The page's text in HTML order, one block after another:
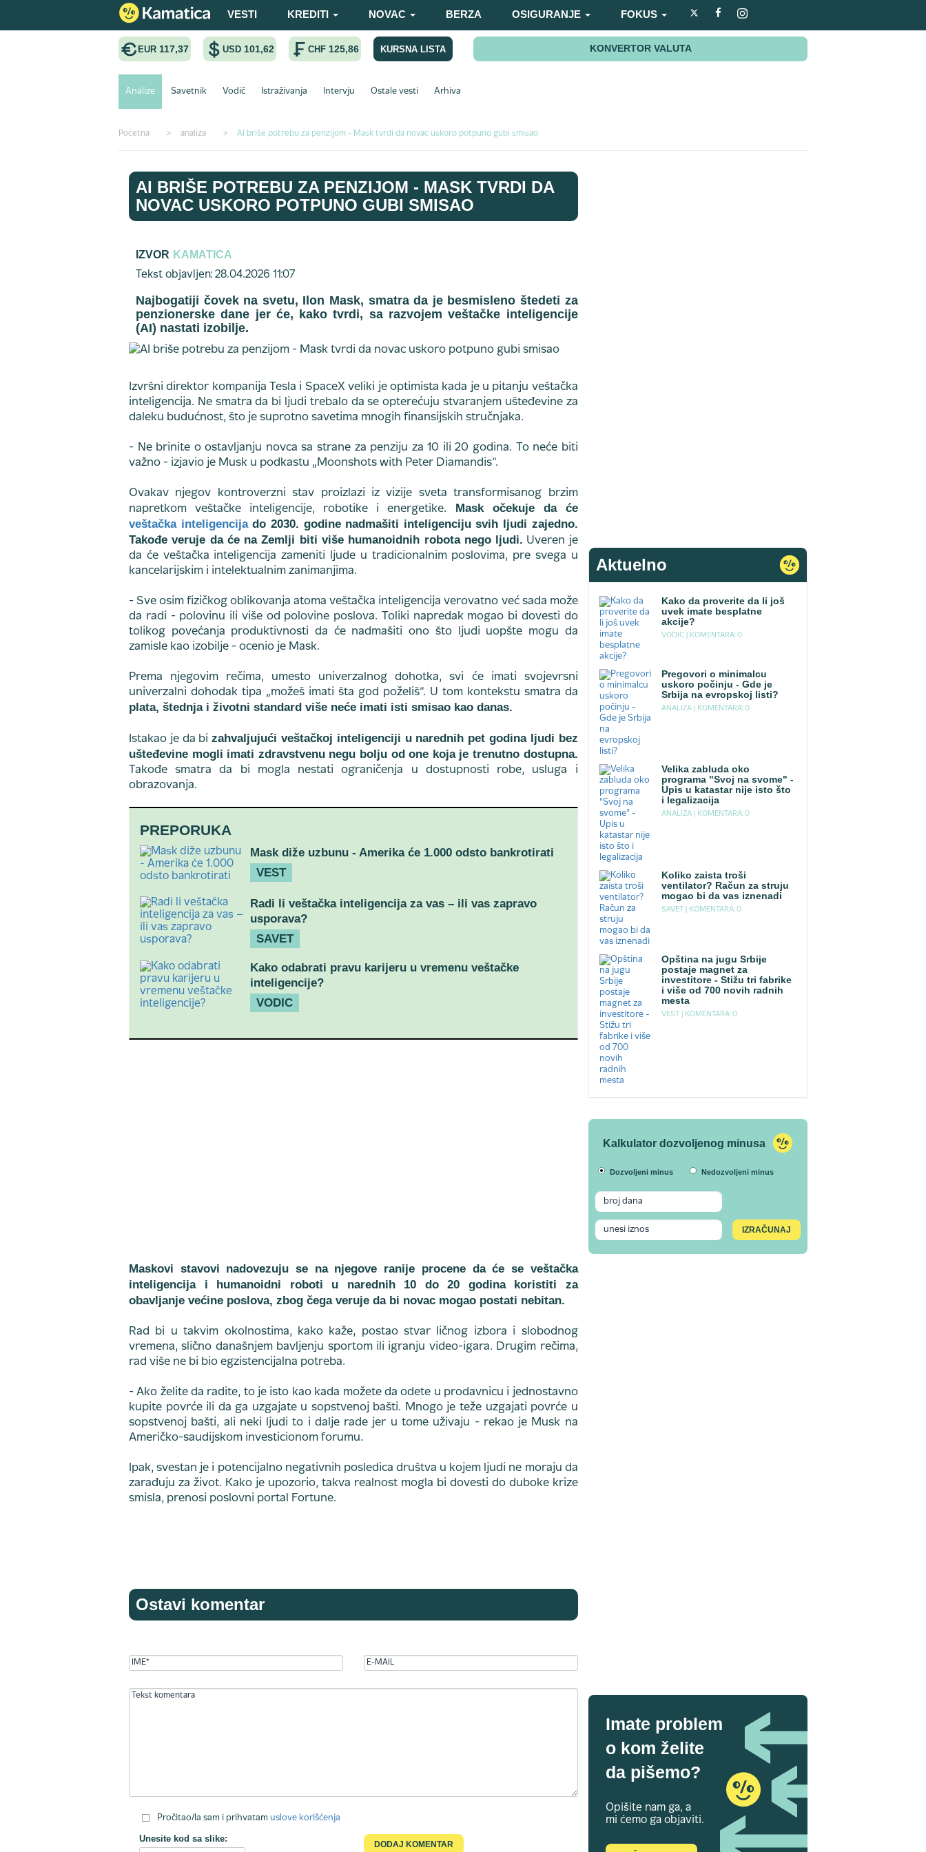
VESTI KREDITI NOVAC BERZA OSIGURANJE FOKUS
EUR 117,37 USD 101,62 CHF 125,86 KURSNA LISTA KONVERTOR VALUTA
Analize Savetnik Vodič Istraživanja Intervju Ostale vesti Arhiva
Početna > analiza > AI briše potrebu za penzijom - Mask tvrdi da novac uskoro potpuno gubi smisao
AI BRIŠE POTREBU ZA PENZIJOM - MASK TVRDI DA
NOVAC USKORO POTPUNO GUBI SMISAO
IZVOR KAMATICA
Tekst objavljen: 28.04.2026 11:07
Najbogatiji čovek na svetu, Ilon Mask, smatra da je besmisleno štedeti za
penzionerske dane jer će, kako tvrdi, sa razvojem veštačke inteligencije
(AI) nastati izobilje.
Izvršni direktor kompanija Tesla i SpaceX veliki je optimista kada je u pitanju veštačka
inteligencija. Ne smatra da bi ljudi trebalo da se opterećuju stvaranjem ušteđevine za
daleku budućnost, što je suprotno savetima mnogih finansijskih stručnjaka.
- Ne brinite o ostavljanju novca sa strane za penziju za 10 ili 20 godina. To neće biti
važno - izjavio je Musk u podkastu „Moonshots with Peter Diamandis“.
Ovakav njegov kontroverzni stav proizlazi iz vizije sveta transformisanog brzim
napretkom veštačke inteligencije, robotike i energetike.
Mask očekuje da će
veštačka inteligencijado 2030. godine nadmašiti inteligenciju svih ljudi zajedno.
Takođe veruje da će na Zemlji biti više humanoidnih robota nego ljudi. Uveren je
da će veštačka inteligencija zameniti ljude u tradicionalnim poslovima, pre svega u
kancelarijskim i intelektualnim zanimanjima.
- Sve osim fizičkog oblikovanja atoma veštačka inteligencija verovatno već sada može
da radi - polovinu ili više od polovine poslova. Toliki napredak mogao bi dovesti do
tolikog povećanja produktivnosti da će nadmašiti ono što ljudi uopšte mogu da
zamisle kao izobilje - ocenio je Mask.
Prema njegovim rečima, umesto univerzalnog dohotka, svi će imati svojevrsni
univerzalni dohodak tipa „možeš imati šta god poželiš“. U tom kontekstu smatra da
plata, štednja i životni standard više neće imati isti smisao kao danas.
Istakao je da bizahvaljujući veštačkoj inteligenciji u narednih pet godina ljudi bez
ušteđevine mogli imati zdravstvenu negu bolju od one koja je trenutno dostupna.
Takođe smatra da bi mogla nestati ograničenja u dostupnosti robe, usluga i
obrazovanja.
PREPORUKA
Mask diže uzbunu - Amerika će 1.000 odsto bankrotirati
VEST
Radi li veštačka inteligencija za vas – ili vas zapravo
usporava?
SAVET
Kako odabrati pravu karijeru u vremenu veštačke
inteligencije?
VODIC
Maskovi stavovi nadovezuju se na njegove ranije procene da će se veštačka
inteligencija i humanoidni roboti u narednih 10 do 20 godina koristiti za
obavljanje većine poslova, zbog čega veruje da bi novac mogao postati nebitan.
Rad bi u takvim okolnostima, kako kaže, postao stvar ličnog izbora i slobodnog
vremena, slično današnjem bavljenju sportom ili igranju video-igara. Drugim rečima,
rad više ne bi bio egzistencijalna potreba.
- Ako želite da radite, to je isto kao kada možete da odete u prodavnicu i jednostavno
kupite povrće ili da ga uzgajate u sopstvenoj bašti. Mnogo je teže uzgajati povrće u
sopstvenoj bašti, ali neki ljudi to i dalje rade jer u tome uživaju - rekao je Musk na
Američko-saudijskom investicionom forumu.
Ipak, svestan je i potencijalno negativnih posledica društva u kojem ljudi ne moraju da
zarađuju za život. Kako je upozorio, takva realnost mogla bi dovesti do duboke krize
smisla, prenosi poslovni portal Fortune.
Ostavi komentar
Pročitao/la sam i prihvatam uslove korišćenja
Unesite kod sa slike:
Aktuelno
Kako da proverite da li još
uvek imate besplatne
akcije?
VODIC | KOMENTARA: 0
Pregovori o minimalcu
uskoro počinju - Gde je
Srbija na evropskoj listi?
ANALIZA | KOMENTARA: 0
Velika zabluda oko
programa "Svoj na svome" -
Upis u katastar nije isto što
i legalizacija
ANALIZA | KOMENTARA: 0
Koliko zaista troši
ventilator? Račun za struju
mogao bi da vas iznenadi
SAVET | KOMENTARA: 0
Opština na jugu Srbije
postaje magnet za
investitore - Stižu tri fabrike
i više od 700 novih radnih
mesta
VEST | KOMENTARA: 0
Kalkulator dozvoljenog minusa
Dozvoljeni minus Nedozvoljeni minus
Imate problem
o kom želite
da pišemo?
Opišite nam ga, a
mi ćemo ga objaviti.